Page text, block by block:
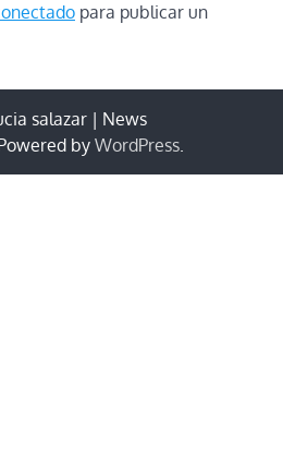
para publicar un
salazar | News
by WordPress.